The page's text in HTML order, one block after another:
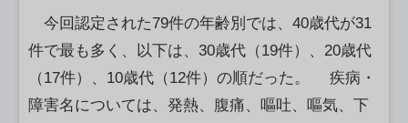
今回認定された79件の年齢別では、40歳代が31
件で最も多く、以下は、30歳代（19件）、20歳代
（17件）、10歳代（12件）の順だった。 疾病・
障害名については、発熱、腹痛、嘔吐、嘔気、下